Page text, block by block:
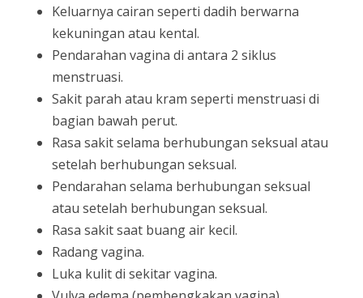
Keluarnya cairan seperti dadih berwarna
kekuningan atau kental.
Pendarahan vagina di antara 2 siklus
menstruasi.
Sakit parah atau kram seperti menstruasi di
bagian bawah perut.
Rasa sakit selama berhubungan seksual atau
setelah berhubungan seksual.
Pendarahan selama berhubungan seksual
atau setelah berhubungan seksual.
Rasa sakit saat buang air kecil.
Radang vagina.
Luka kulit di sekitar vagina.